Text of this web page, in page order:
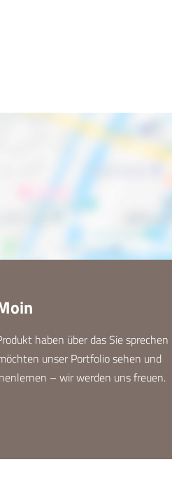
haben über das Sie sprechen
unser Portfolio sehen und
– wir werden uns freuen.